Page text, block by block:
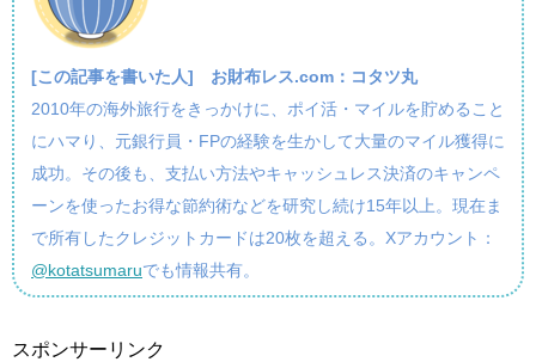
[この記事を書いた人] お財布レス.com：コタツ丸
2010年の海外旅行をきっかけに、ポイ活・マイルを貯めること
にハマり、元銀行員・FPの経験を生かして大量のマイル獲得に
成功。その後も、支払い方法やキャッシュレス決済のキャンペ
ーンを使ったお得な節約術などを研究し続け15年以上。現在ま
で所有したクレジットカードは20枚を超える。Xアカウント：
@kotatsumaruでも情報共有。
スポンサーリンク